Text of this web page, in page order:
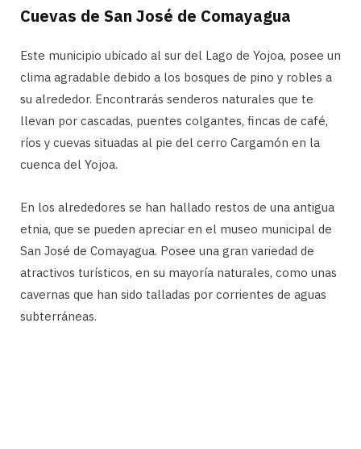
Cuevas de San José de Comayagua
Este municipio ubicado al sur del Lago de Yojoa, posee un
clima agradable debido a los bosques de pino y robles a
su alrededor. Encontrarás senderos naturales que te
llevan por cascadas, puentes colgantes, fincas de café,
ríos y cuevas situadas al pie del cerro Cargamón en la
cuenca del Yojoa.
En los alrededores se han hallado restos de una antigua
etnia, que se pueden apreciar en el museo municipal de
San José de Comayagua. Posee una gran variedad de
atractivos turísticos, en su mayoría naturales, como unas
cavernas que han sido talladas por corrientes de aguas
subterráneas.